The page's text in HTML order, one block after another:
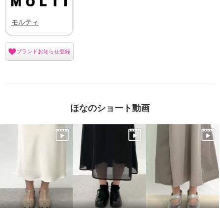
モルティ
ブランドお知らせ登録
ほなのショート動画